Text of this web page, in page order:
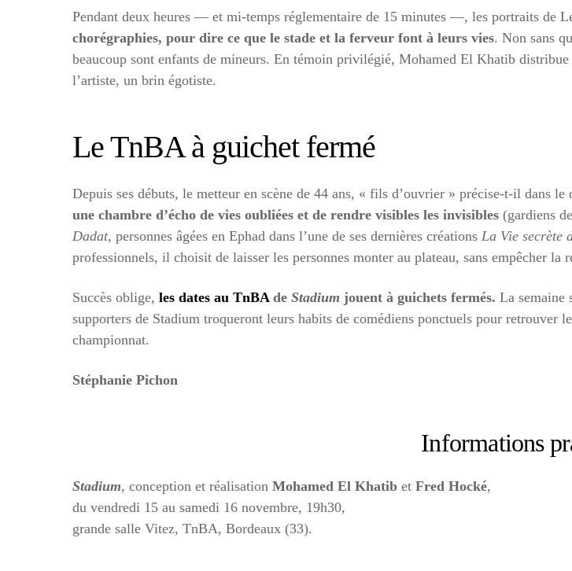
Pendant deux heures — et mi-temps réglementaire de 15 minutes —, les portraits de
chorégraphies, pour dire ce que le stade et la ferveur font à leurs vies. Non sans
beaucoup sont enfants de mineurs. En témoin privilégié, Mohamed El Khatib
l’artiste, un brin égotiste.
Le TnBA à guichet fermé
Depuis ses débuts, le metteur en scène de 44 ans, « fils d’ouvrier » précise-t-il dans le
une chambre d’écho de vies oubliées et de rendre visibles les invisibles (gardiens
Dadat, personnes âgées en Ephad dans l’une de ses dernières créations La Vie secrète
professionnels, il choisit de laisser les personnes monter au plateau, sans empêcher
Succès oblige, les dates au TnBA de Stadium jouent à guichets fermés. La semaine
supporters de Stadium troqueront leurs habits de comédiens ponctuels pour
championnat.
Stéphanie Pichon
Informations
Stadium, conception et réalisation Mohamed El Khatib et Fred Hocké,
du vendredi 15 au samedi 16 novembre, 19h30,
grande salle Vitez, TnBA, Bordeaux (33).